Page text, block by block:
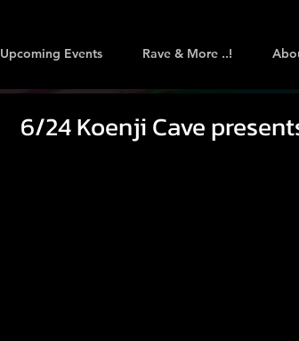
Upcoming Events Rave & More ..!
6/24 Koenji Cave